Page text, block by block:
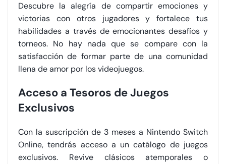
Descubre la alegría de compartir emociones y
victorias con otros jugadores y fortalece tus
habilidades a través de emocionantes desafíos y
torneos. No hay nada que se compare con la
satisfacción de formar parte de una comunidad
llena de amor por los videojuegos.
Acceso a Tesoros de Juegos
Exclusivos
Con la suscripción de 3 meses a Nintendo Switch
Online, tendrás acceso a un catálogo de juegos
exclusivos. Revive clásicos atemporales o